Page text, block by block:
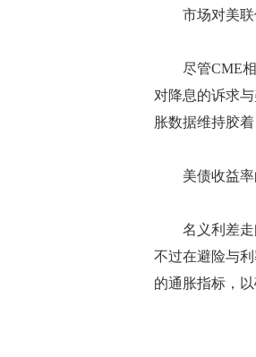
市场对美联储
尽管CME相
对降息的诉求
胀数据维持胶
美债收益率
名义利差走阔
不过在避险与
的通胀指标，